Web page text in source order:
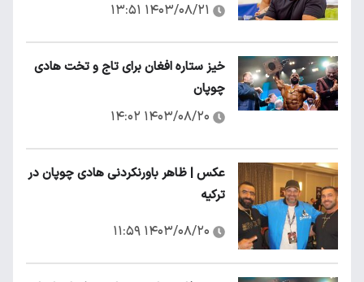
۱۴۰۳/۰۸/۲۱ ۱۳:۵۱
خیز ستاره افغان برای تاج و تخت هادی
چوپان
۱۴۰۳/۰۸/۲۰ ۱۴:۰۲
عکس | ظاهر باورنکردنی هادی چوپان در
ترکیه
۱۴۰۳/۰۸/۲۰ ۱۱:۵۹